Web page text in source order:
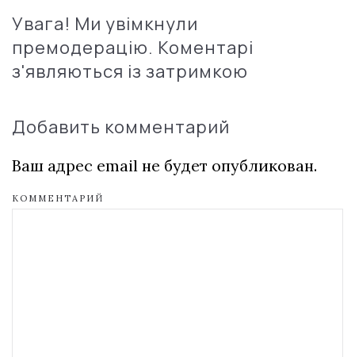
Увага! Ми увімкнули
премодерацію. Коментарі
з'являються із затримкою
Добавить комментарий
Ваш адрес email не будет опубликован.
КОММЕНТАРИЙ